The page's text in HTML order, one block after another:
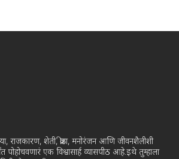
राजकारण, शेती, क्रीडा, मनोरंजन आणि जीवनशैलीशी
पोहोचवणारं एक विश्वासार्ह व्यासपीठ आहे.इथे तुम्हाला